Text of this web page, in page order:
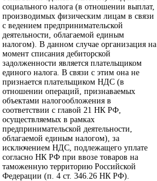
социального налога (в отношении выплат,
производимых физическим лицам в связи
с ведением предпринимательской
деятельности, облагаемой единым
налогом). В данном случае организация на
момент списания дебиторской
задолженности является плательщиком
единого налога. В связи с этим она не
признается плательщиком НДС (в
отношении операций, признаваемых
объектами налогообложения в
соответствии с главой 21 НК РФ,
осуществляемых в рамках
предпринимательской деятельности,
облагаемой единым налогом), за
исключением НДС, подлежащего уплате
согласно НК РФ при ввозе товаров на
таможенную территорию Российской
Федерации (п. 4 ст. 346.26 НК РФ).